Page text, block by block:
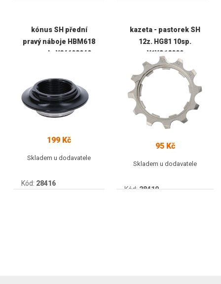
kónus SH přední
pravý náboje HBM618
s prach. Y24698040
199 Kč
Skladem u dodavatele
Kód: 28416
kazeta - pastorek SH
12z. HG81 10sp.
Y1YS12000
95 Kč
Skladem u dodavatele
Kód: 28419